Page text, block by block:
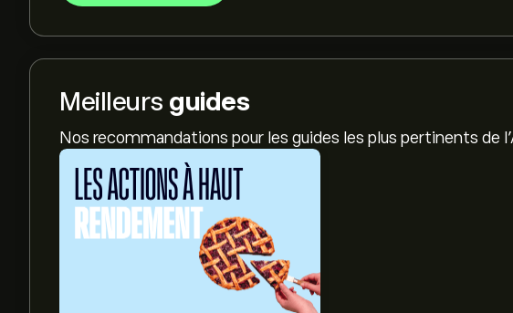
Meilleurs guides
Nos recommandations pour les guides les plus pertinents de